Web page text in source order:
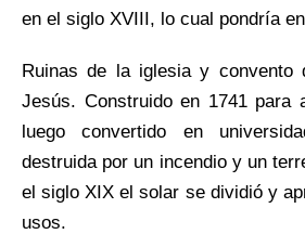
en el siglo XVIII, lo cual pondría
Ruinas de la iglesia y convento
Jesús. Construido en 1741 para
luego convertido en
destruida por un incendio y un
el siglo XIX el solar se dividió y
usos.